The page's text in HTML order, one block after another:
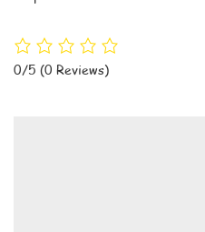
0/5 (0 Reviews)